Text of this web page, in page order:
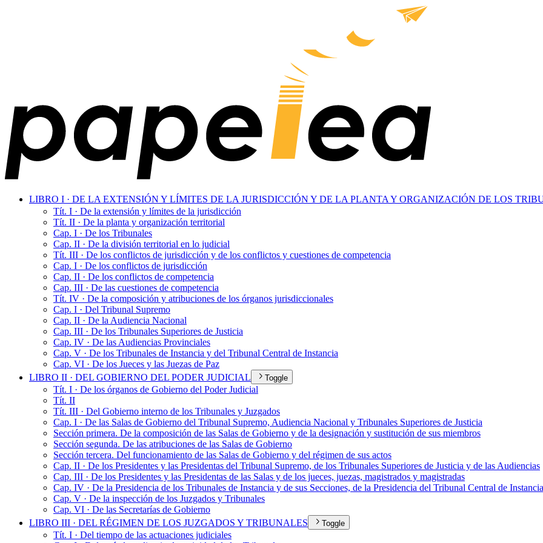
LIBRO I · DE LA EXTENSIÓN Y LÍMITES DE LA JURISDICCIÓN Y DE LA PLANTA Y ORGANIZACIÓN DE LOS
Tít. I · De la extensión y límites de la jurisdicción
Tít. II · De la planta y organización territorial
Cap. I · De los Tribunales
Cap. II · De la división territorial en lo judicial
Tít. III · De los conflictos de jurisdicción y de los conflictos y cuestiones de competencia
Cap. I · De los conflictos de jurisdicción
Cap. II · De los conflictos de competencia
Cap. III · De las cuestiones de competencia
Tít. IV · De la composición y atribuciones de los órganos jurisdiccionales
Cap. I · Del Tribunal Supremo
Cap. II · De la Audiencia Nacional
Cap. III · De los Tribunales Superiores de Justicia
Cap. IV · De las Audiencias Provinciales
Cap. V · De los Tribunales de Instancia y del Tribunal Central de Instancia
Cap. VI · De los Jueces y las Juezas de Paz
LIBRO II · DEL GOBIERNO DEL PODER JUDICIAL
Toggle
Tít. I · De los órganos de Gobierno del Poder Judicial
Tít. II
Tít. III · Del Gobierno interno de los Tribunales y Juzgados
Cap. I · De las Salas de Gobierno del Tribunal Supremo, Audiencia Nacional y Tribunales Superiores de Justicia
Sección primera. De la composición de las Salas de Gobierno y de la designación y sustitución de sus miembros
Sección segunda. De las atribuciones de las Salas de Gobierno
Sección tercera. Del funcionamiento de las Salas de Gobierno y del régimen de sus actos
Cap. II · De los Presidentes y las Presidentas del Tribunal Supremo, de los Tribunales Superiores de Justicia y de las Audiencias
Cap. III · De los Presidentes y las Presidentas de las Salas y de los jueces, juezas, magistrados y magistradas
Cap. IV · De la Presidencia de los Tribunales de Instancia y de sus Secciones, de la Presidencia del Tribunal Central de
Cap. V · De la inspección de los Juzgados y Tribunales
Cap. VI · De las Secretarías de Gobierno
LIBRO III · DEL RÉGIMEN DE LOS JUZGADOS Y TRIBUNALES
Toggle
Tít. I · Del tiempo de las actuaciones judiciales